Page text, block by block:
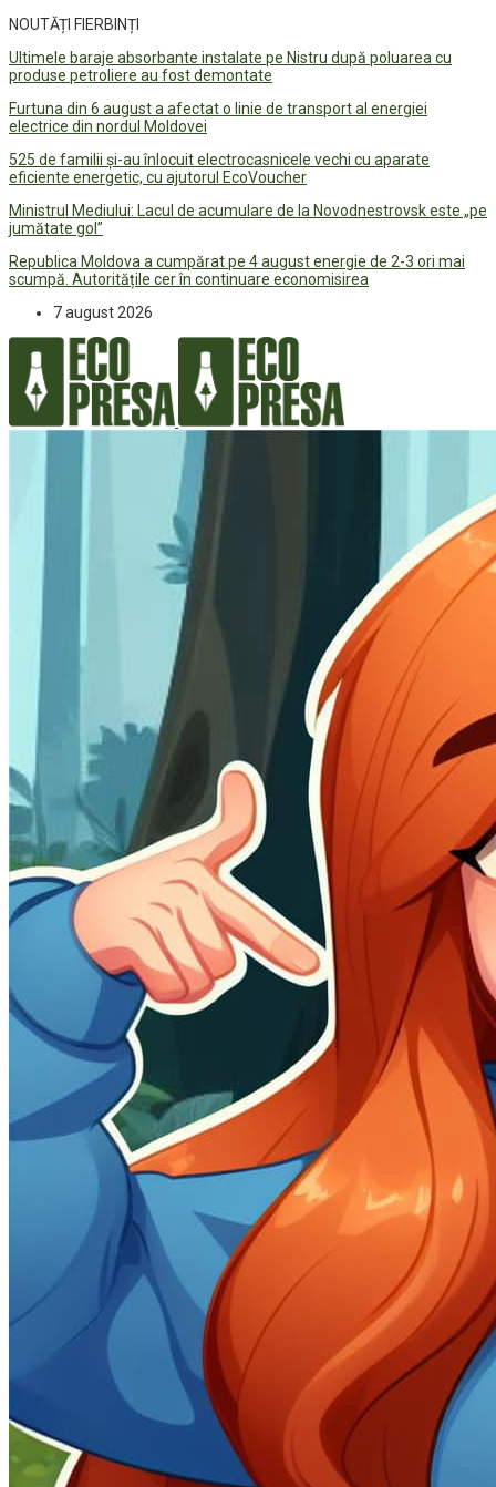
NOUTĂȚI FIERBINȚI
Ultimele baraje absorbante instalate pe Nistru după poluarea cu
produse petroliere au fost demontate
Furtuna din 6 august a afectat o linie de transport al energiei
electrice din nordul Moldovei
525 de familii și-au înlocuit electrocasnicele vechi cu aparate
eficiente energetic, cu ajutorul EcoVoucher
Ministrul Mediului: Lacul de acumulare de la Novodnestrovsk este „pe
jumătate gol”
Republica Moldova a cumpărat pe 4 august energie de 2-3 ori mai
scumpă. Autoritățile cer în continuare economisirea
7 august 2026